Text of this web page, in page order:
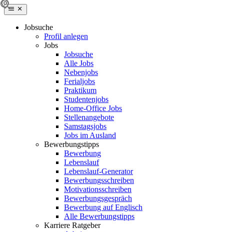
Jobsuche
Profil anlegen
Jobs
Jobsuche
Alle Jobs
Nebenjobs
Ferialjobs
Praktikum
Studentenjobs
Home-Office Jobs
Stellenangebote
Samstagsjobs
Jobs im Ausland
Bewerbungstipps
Bewerbung
Lebenslauf
Lebenslauf-Generator
Bewerbungsschreiben
Motivationsschreiben
Bewerbungsgespräch
Bewerbung auf Englisch
Alle Bewerbungstipps
Karriere Ratgeber